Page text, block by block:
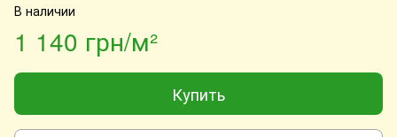
В наличии
1 140 грн/м²
Купить